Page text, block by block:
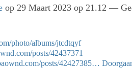
op 29 Maart 2023 op 21.12 —
photo/albums/jtcdtqyf
posts/42437371
posts/42427385…